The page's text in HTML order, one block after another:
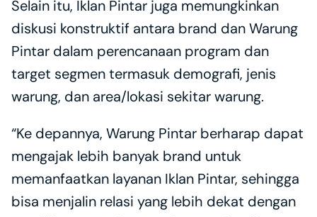
Selain itu, Iklan Pintar juga memungkinkan
diskusi konstruktif antara brand dan Warung
Pintar dalam perencanaan program dan
target segmen termasuk demografi, jenis
warung, dan area/lokasi sekitar warung.
“Ke depannya, Warung Pintar berharap dapat
mengajak lebih banyak brand untuk
memanfaatkan layanan Iklan Pintar, sehingga
bisa menjalin relasi yang lebih dekat dengan